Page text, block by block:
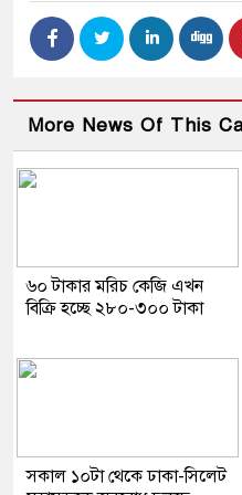
More News Of This
৬০ টাকার মরিচ কেজি এখন
বিক্রি হচ্ছে ২৮০-৩০০ টাকা
সকাল ১০টা থেকে ঢাকা-সিলেট